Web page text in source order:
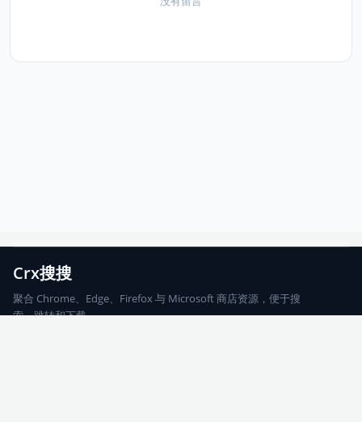
Crx搜搜
聚合 Chrome、Edge、Firefox 与 Microsoft 商店资源，便于搜
索、跳转和下载。